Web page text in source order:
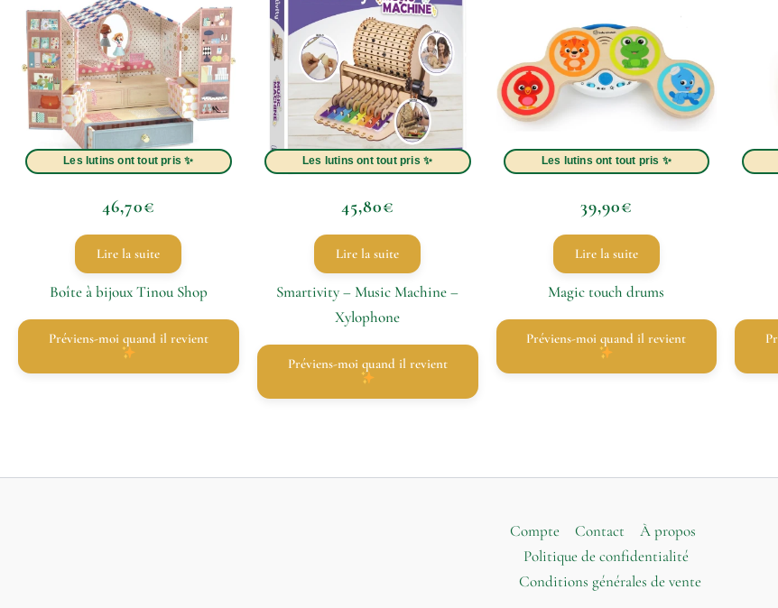
46,70€
Lire la suite
Boîte à bijoux Tinou Shop
Préviens-moi quand il revient
45,80€
Lire la suite
Smartivity – Music Machine –
Xylophone
Préviens-moi quand il revient
39,90€
Lire la suite
Magic touch drums
Compte Contact
À propos
Politique de confidentialité
Conditions générales de vente